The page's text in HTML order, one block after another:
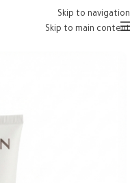
Skip to navigation
Skip to main content